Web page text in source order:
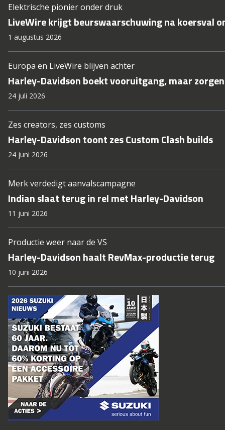
Elektrische pionier onder druk
LiveWire krijgt beurswaarschuwing na koersval
1 augustus 2026
Europa en LiveWire blijven achter
Harley-Davidson boekt vooruitgang, maar
24 juli 2026
Zes creators, zes customs
Harley-Davidson toont zes Custom Clash builds
24 juni 2026
Merk verdedigt aanvalscampagne
Indian slaat terug in rel met Harley-Davidson
11 juni 2026
Productie weer naar de VS
Harley-Davidson haalt RevMax-productie terug
10 juni 2026